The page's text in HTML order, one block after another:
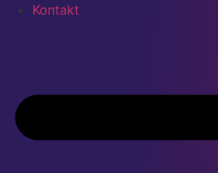
Kontakt